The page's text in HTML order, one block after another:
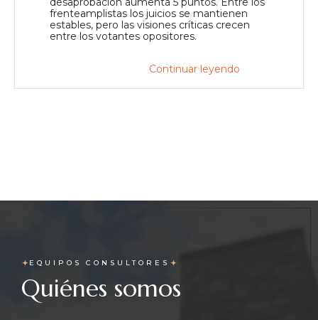
frenteamplistas los juicios se mantienen
estables, pero las visiones críticas crecen
entre los votantes opositores.
Continuar leyendo
EQUIPOS CONSULTORES
Quiénes somos